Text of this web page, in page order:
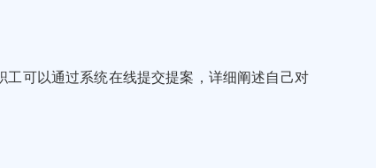
可以通过系统在线提交提案，详细阐述自己对